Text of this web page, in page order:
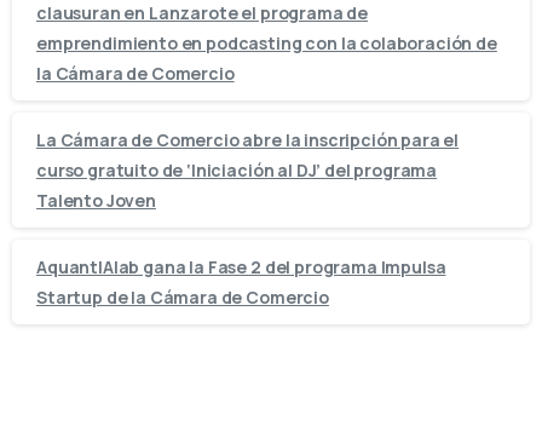
clausuran en Lanzarote el programa de
emprendimiento en podcasting con la colaboración de
la Cámara de Comercio
La Cámara de Comercio abre la inscripción para el
curso gratuito de ‘Iniciación al DJ’ del programa
Talento Joven
AquantIAlab gana la Fase 2 del programa Impulsa
Startup de la Cámara de Comercio